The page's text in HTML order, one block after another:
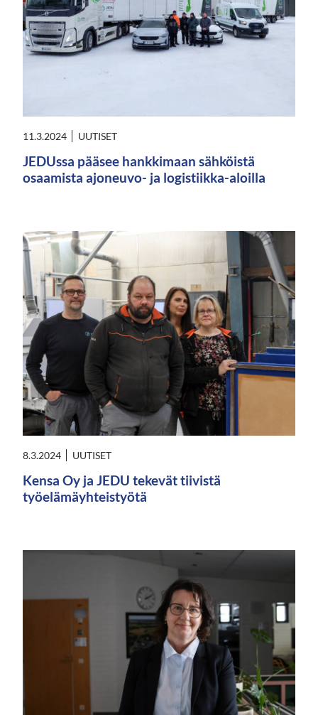
11.3.2024 UUTISET
JEDUssa pääsee hankkimaan sähköistä
osaamista ajoneuvo- ja logistiikka-aloilla
8.3.2024 UUTISET
Kensa Oy ja JEDU tekevät tiivistä
työelämäyhteistyötä